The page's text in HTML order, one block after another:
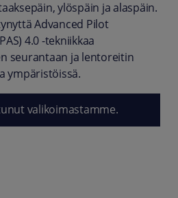
ylöspäin ja alaspäin.
Advanced Pilot
4.0 -tekniikkaa
seurantaan ja lentoreitin
ympäristöissä.
valikoimastamme.